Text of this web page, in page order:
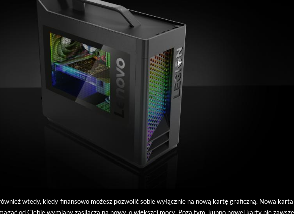
wtedy, kiedy finansowo możesz pozwolić sobie wyłącznie na nową kartę graficzną. Nowa karta